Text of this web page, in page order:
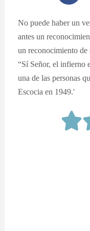
No puede haber un
antes un
un reconocimiento de
“Sí Señor, el infierno
una de las personas
Escocia en 1949.'